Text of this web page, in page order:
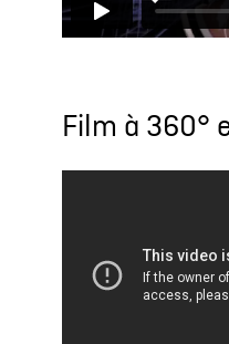
Film à 360°